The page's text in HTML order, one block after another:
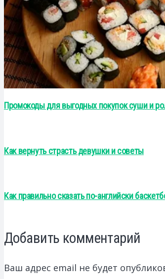
Промокоды для выгодных покупок суши и
Как вернуть страсть девушки и советы
Как правильно сказать по-английски
Добавить комментарий
Ваш адрес email не будет